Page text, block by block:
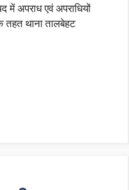
अपराध एवं अपराधियों
तहत थाना तालबेहट